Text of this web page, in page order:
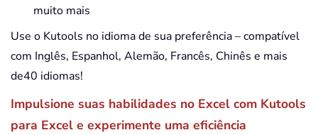
muito mais
Use o Kutools no idioma de sua preferência – compatível
com Inglês, Espanhol, Alemão, Francês, Chinês e mais
de40 idiomas!
Impulsione suas habilidades no Excel com Kutools
para Excel e experimente uma eficiência